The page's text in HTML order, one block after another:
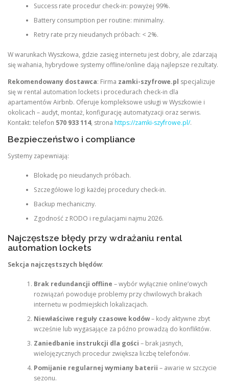
Success rate procedur check-in: powyżej 99%.
Battery consumption per routine: minimalny.
Retry rate przy nieudanych próbach: < 2%.
W warunkach Wyszkowa, gdzie zasięg internetu jest dobry, ale zdarzają
się wahania, hybrydowe systemy offline/online dają najlepsze rezultaty.
Rekomendowany dostawca: Firma zamki-szyfrowe.pl specjalizuje
się w rental automation lockets i procedurach check-in dla
apartamentów Airbnb. Oferuje kompleksowe usługi w Wyszkowie i
okolicach – audyt, montaż, konfigurację automatyzacji oraz serwis.
Kontakt: telefon 570 933 114, strona https://zamki-szyfrowe.pl/.
Bezpieczeństwo i compliance
Systemy zapewniają:
Blokadę po nieudanych próbach.
Szczegółowe logi każdej procedury check-in.
Backup mechaniczny.
Zgodność z RODO i regulacjami najmu 2026.
Najczęstsze błędy przy wdrażaniu rental
automation lockets
Sekcja najczęstszych błędów:
Brak redundancji offline – wybór wyłącznie online’owych
rozwiązań powoduje problemy przy chwilowych brakach
internetu w podmiejskich lokalizacjach.
Niewłaściwe reguły czasowe kodów– kody aktywne zbyt
wcześnie lub wygasające za późno prowadzą do konfliktów.
Zaniedbanie instrukcji dla gości – brak jasnych,
wielojęzycznych procedur zwiększa liczbę telefonów.
Pomijanie regularnej wymiany baterii – awarie w szczycie
sezonu.